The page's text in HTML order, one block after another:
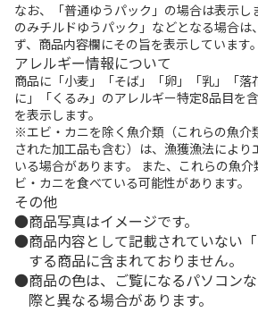
なお、「普通ゆうパック」の場合は表示し
のみチルドゆうパック」などとなる場合は
ず、商品内容欄にその旨を表示しています。
アレルギー情報について
商品に「小麦」「そば」「卵」「乳」「落
に」「くるみ」のアレルギー特定8品目を
を表示します。
※エビ・カニを除く魚介類（これらの魚介
された加工品も含む）は、漁獲漁法により
いる場合があります。 また、これらの魚
ビ・カニを食べている可能性があります。
その他
商品写真はイメージです。
商品内容として記載されていない
する商品に含まれておりません。
商品の色は、ご覧になるパソコン
際と異なる場合があります。